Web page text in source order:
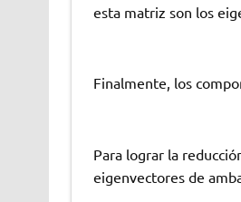
esta matriz son los
Finalmente, los
Para lograr la
eigenvectores de